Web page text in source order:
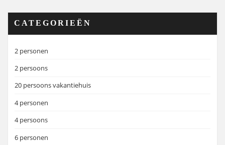
CATEGORIEËN
2 personen
2 persoons
20 persoons vakantiehuis
4 personen
4 persoons
6 personen